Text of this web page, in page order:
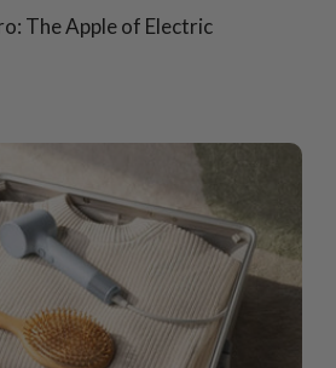
The Apple of Electric